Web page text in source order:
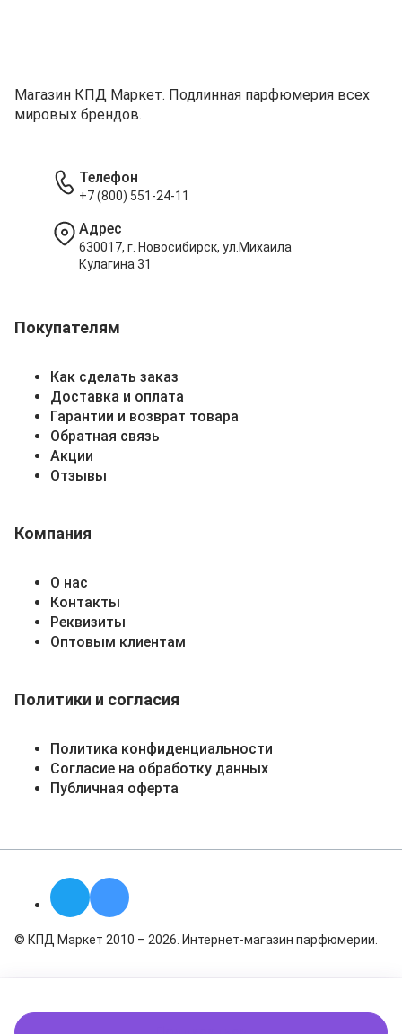
Магазин КПД Маркет. Подлинная парфюмерия всех
мировых брендов.
Покупателям
Как сделать заказ
Доставка и оплата
Гарантии и возврат товара
Обратная связь
Акции
Отзывы
Компания
О нас
Контакты
Реквизиты
Оптовым клиентам
Политики и согласия
Политика конфиденциальности
Согласие на обработку данных
Публичная оферта
Телефон
+7 (800) 551-24-11
Адрес
630017, г. Новосибирск, ул.Михаила
Кулагина 31
© КПД Маркет 2010 – 2026. Интернет-магазин парфюмерии.